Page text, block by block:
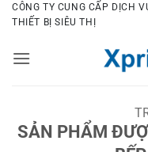
Bỏ
qua
dung
CÔNG TY CUNG CẤP DỊCH
THIẾT BỊ SIÊU THỊ
SẢN PHẨM